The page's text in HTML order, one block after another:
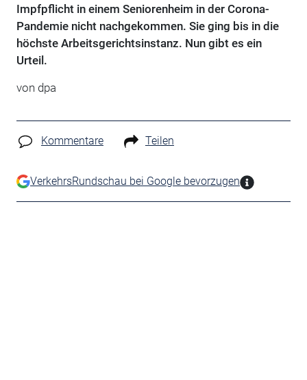
Impfpflicht in einem Seniorenheim in der Corona-
Pandemie nicht nachgekommen. Sie ging bis in die
höchste Arbeitsgerichtsinstanz. Nun gibt es ein
Urteil.
von dpa
Kommentare Teilen
VerkehrsRundschau bei Google bevorzugen